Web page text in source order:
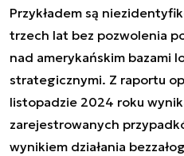
Przykładem są
trzech lat bez pozwolenia
nad amerykańskim bazami
strategicznymi. Z raportu
listopadzie 2024 roku
zarejestrowanych
wynikiem działania